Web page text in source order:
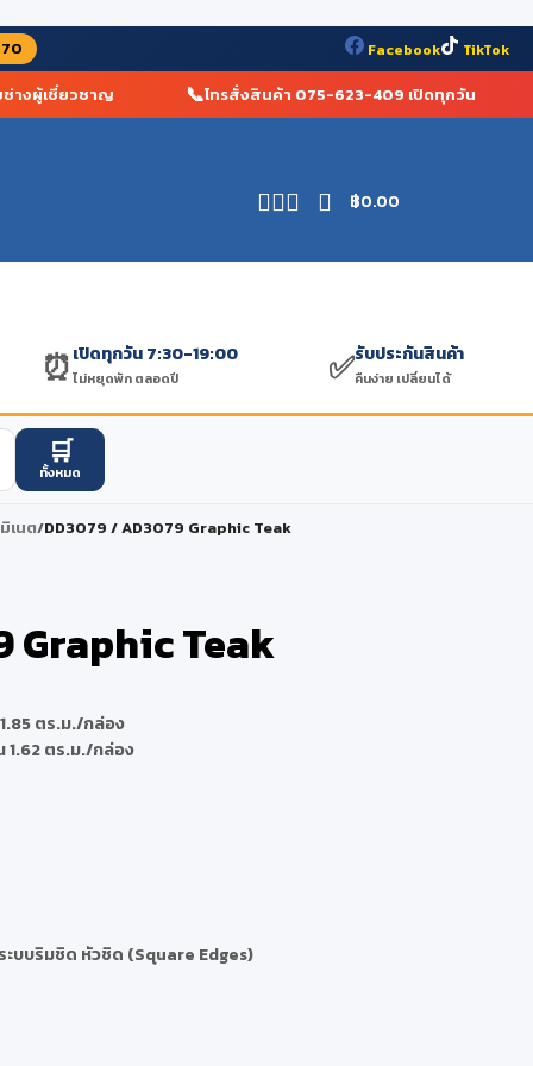
Facebook TikTok
ผู้เชี่ยวชาญ โทรสั่งสินค้า 075-623-409 เปิดทุกวัน
฿0.00
⏰เปิดทุกวัน 7:30-19:00
ไม่หยุดพัก ตลอดปี ✅รับประกันสินค้า
คืนง่าย เปลี่ยนได้
🛒
ทั้งหมด
เนต/DD3079 / AD3079 Graphic Teak
Graphic Teak
ตร.ม./กล่อง
1.62 ตร.ม./กล่อง
ะบบริมชิด หัวชิด (Square Edges)